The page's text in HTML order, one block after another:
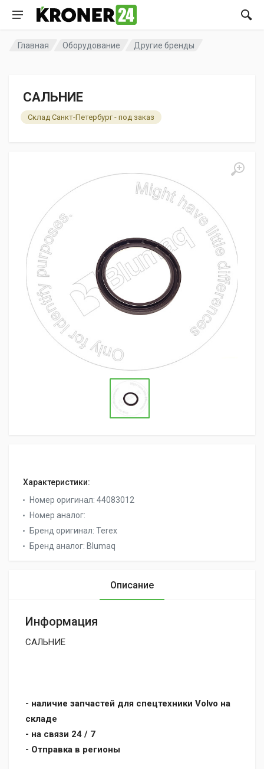
Главная Оборудование Другие бренды
САЛЬНИЕ
Склад Санкт-Петербург - под заказ
Характеристики:
Номер оригинал: 44083012
Номер аналог:
Бренд оригинал: Terex
Бренд аналог: Blumaq
Описание
Информация
САЛЬНИЕ
- наличие запчастей для спецтехники Volvo на
складе
- на связи 24 / 7
- Отправка в регионы